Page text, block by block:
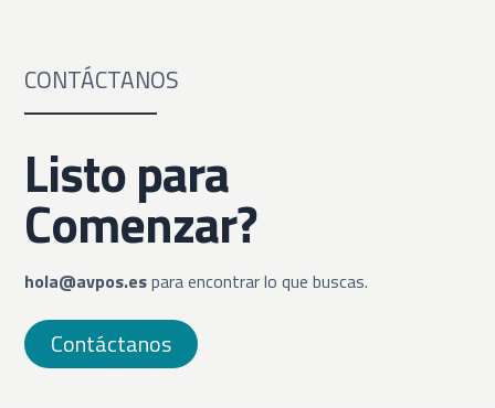
CONTÁCTANOS
Listo para
Comenzar?
hola@avpos.espara encontrar lo que buscas.
Contáctanos